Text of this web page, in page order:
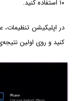
۱۰ استفاده کنید.
کنید و روی اولین